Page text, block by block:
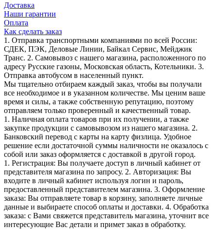
Доставка
Наши гарантии
Оплата
Как сделать заказ
1. Отправка транспортными компаниями по всей России:
СДЕК, ПЭК, Деловые Линии, Байкал Сервис, Мейджик
Транс. 2. Самовывоз с нашего магазина, расположенного по
адресу Русские газоны, Московская область, Котельники. 3.
Отправка автобусом в населенный пункт.
Мы тщательно отбираем каждый заказ, чтобы вы получали
все необходимое и в указанном количестве. Мы ценим ваше
время и силы, а также собственную репутацию, поэтому
отправляем только проверенный и качественный товар.
1. Наличная оплата товаров при их получении, а также
закупке продукции с самовывозом из нашего магазина. 2.
Банковский перевод с карты на карту физлица. Удобное
решение если достаточной суммы наличности не оказалось с
собой или заказ оформляется с доставкой в другой город.
1. Регистрация: Вы получаете доступ в личный кабинет от
представителя магазина по запросу. 2. Авторизация: Вы
входите в личный кабинет используя логин и пароль,
предоставленный представителем магазина. 3. Оформление
заказа: Вы отправляете товар в корзину, заполняете личные
данные и выбираете способ оплаты и доставки. 4. Обработка
заказа: с Вами свяжется представитель магазина, уточнит все
интересующие Вас детали и примет заказ в обработку.